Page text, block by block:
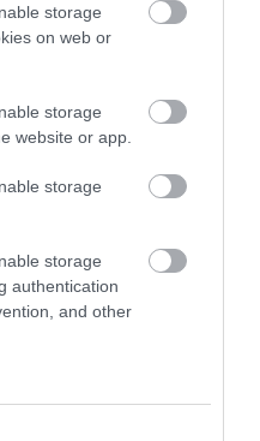
storage
on web or
storage
website or app.
storage
storage
authentication
and other
τον λαγοκέφαλο –
ή